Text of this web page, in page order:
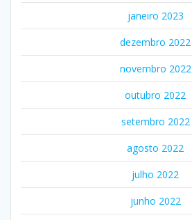
janeiro 2023
dezembro 2022
novembro 2022
outubro 2022
setembro 2022
agosto 2022
julho 2022
junho 2022